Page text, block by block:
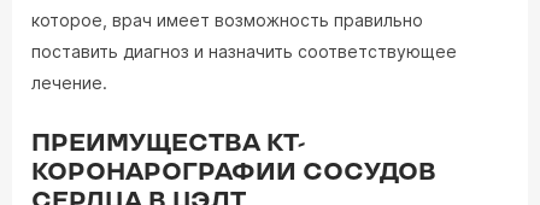
которое, врач имеет возможность правильно
поставить диагноз и назначить соответствующее
лечение.
ПРЕИМУЩЕСТВА КТ-
КОРОНАРОГРАФИИ СОСУДОВ